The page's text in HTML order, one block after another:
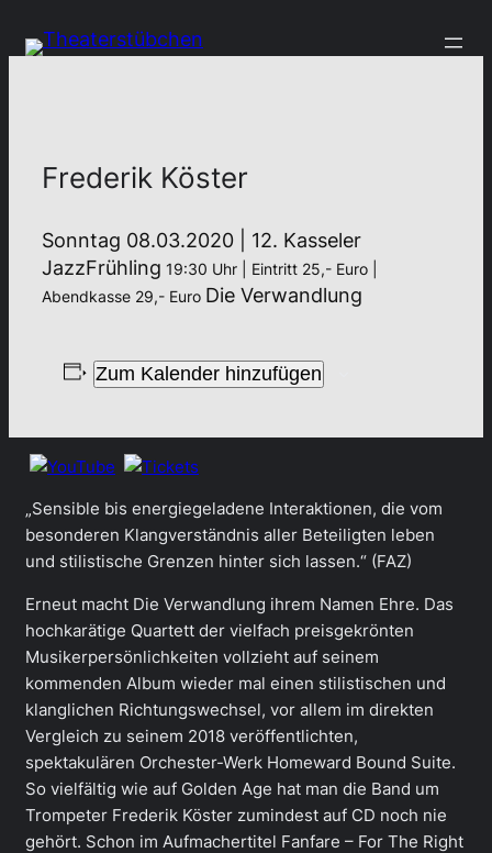
Frederik Köster
Sonntag 08.03.2020 | 12. Kasseler
JazzFrühling 19:30 Uhr | Eintritt 25,- Euro |
Abendkasse 29,- Euro Die Verwandlung
Zum Kalender hinzufügen
„Sensible bis energiegeladene Interaktionen, die vom
besonderen Klangverständnis aller Beteiligten leben
und stilistische Grenzen hinter sich lassen.“ (FAZ)
Erneut macht Die Verwandlung ihrem Namen Ehre. Das
hochkarätige Quartett der vielfach preisgekrönten
Musikerpersönlichkeiten vollzieht auf seinem
kommenden Album wieder mal einen stilistischen und
klanglichen Richtungswechsel, vor allem im direkten
Vergleich zu seinem 2018 veröffentlichten,
spektakulären Orchester-Werk Homeward Bound Suite.
So vielfältig wie auf Golden Age hat man die Band um
Trompeter Frederik Köster zumindest auf CD noch nie
gehört. Schon im Aufmachertitel Fanfare – For The Right